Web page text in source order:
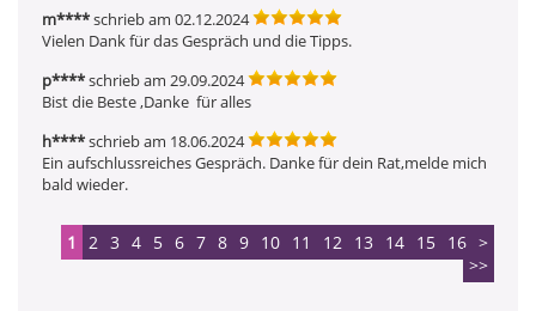
m****schrieb am 02.12.2024
Vielen Dank für das Gespräch und die Tipps.
p****schrieb am 29.09.2024
Bist die Beste ,Danke  für alles
h****schrieb am 18.06.2024
Ein aufschlussreiches Gespräch. Danke für dein Rat,melde mich
bald wieder.
1 2 3 4 5 6 7 8 9 10 11 12 13 14 15 16 >
>>